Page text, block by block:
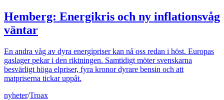
Hemberg: Energikris och ny inflationsvåg
väntar
En andra våg av dyra energipriser kan nå oss redan i höst. Europas
gaslager pekar i den riktningen. Samtidigt möter svenskarna
besvärligt höga elpriser, fyra kronor dyrare bensin och att
matpriserna tickar uppåt.
nyheter/Troax